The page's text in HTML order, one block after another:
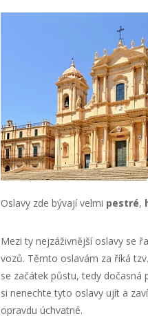
Oslavy zde bývají velmi pestré,
Mezi ty nejzáživnější oslavy se
vozů. Těmto oslavám za říká tzv.
se začátek půstu, tedy dočasná
si nenechte tyto oslavy ujít a
opravdu úchvatné.